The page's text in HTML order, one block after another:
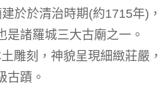
於於清治時期(約1715年)，
是諸羅城三大古廟之一。
雕刻，神貌呈現細緻莊嚴，
古蹟。